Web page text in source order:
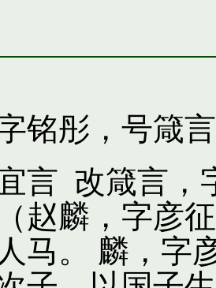
铭彤，号箴言
言 改箴言，
赵麟，字彦
马。 麟，字